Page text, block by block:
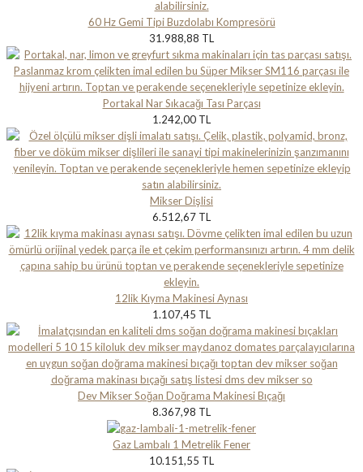
60 Hz Gemi Tipi Buzdolabı Kompresörü
31.988,88 TL
Portakal Nar Sıkacağı Tası Parçası
1.242,00 TL
Mikser Dişlisi
6.512,67 TL
12lik Kıyma Makinesi Aynası
1.107,45 TL
Dev Mikser Soğan Doğrama Makinesi Bıçağı
8.367,98 TL
Gaz Lambalı 1 Metrelik Fener
10.151,55 TL